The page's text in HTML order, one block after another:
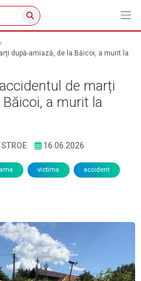
după-amiază, de la Băicoi, a murit la
de marți
a murit la
STROE 16.06.2026
victima accident